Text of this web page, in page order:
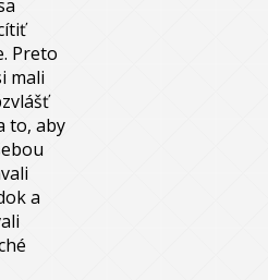
Preto
mali
to, aby
a